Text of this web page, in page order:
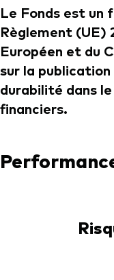
Le Fonds est un
Règlement (UE)
Européen et du
sur la
durabilité dans
financiers.